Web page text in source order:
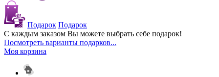
Подарок Подарок
С каждым заказом Вы можете выбрать себе подарок!
Посмотреть варианты подарков...
Моя корзина